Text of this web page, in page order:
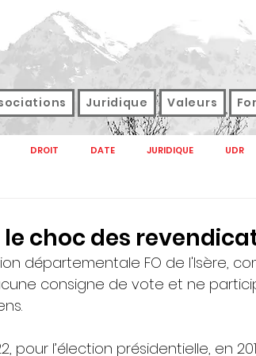
Juridique Valeurs
DROIT DATE JURIDIQUE UDR
DROIT DE GREVE SERVICES PUBLICS
SERVICE PUBLIC HANDICAP
choc des
départementale FO de l'Isère,
consigne de vote et ne
pour l’élection présidentielle, en